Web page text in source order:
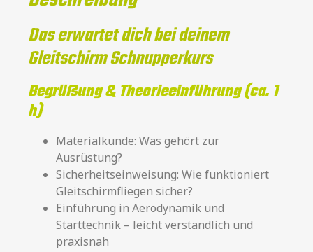
Das erwartet dich bei deinem
Gleitschirm Schnupperkurs
Begrüßung & Theorieeinführung (ca. 1
h)
Materialkunde: Was gehört zur
Ausrüstung?
Sicherheitseinweisung: Wie funktioniert
Gleitschirmfliegen sicher?
Einführung in Aerodynamik und
Starttechnik – leicht verständlich und
praxisnah